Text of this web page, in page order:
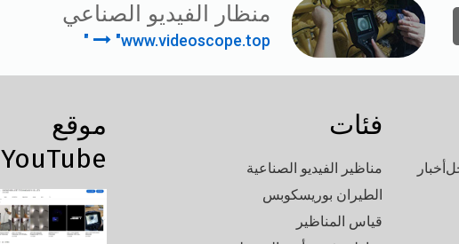
منظار الفيديو الصناعي
"www.videoscope.top"
أخبار
فئات
مناظير الفيديو الصناعية
الطيران بوريسكوبس
قياس المناظير
موقع
YouTube